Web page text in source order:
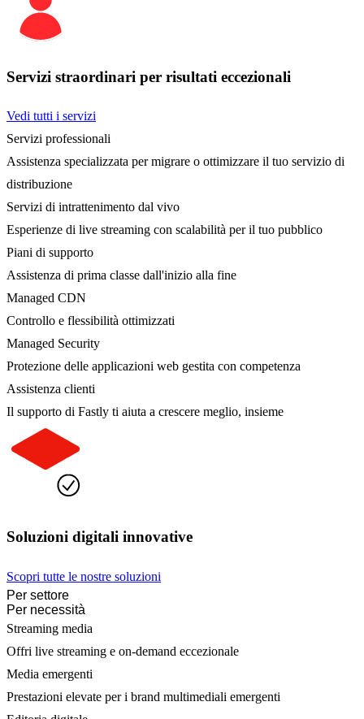
Servizi straordinari per risultati eccezionali
Vedi tutti i servizi
Servizi professionali
Assistenza specializzata per migrare o ottimizzare il tuo servizio di
distribuzione
Servizi di intrattenimento dal vivo
Esperienze di live streaming con scalabilità per il tuo pubblico
Piani di supporto
Assistenza di prima classe dall'inizio alla fine
Managed CDN
Controllo e flessibilità ottimizzati
Managed Security
Protezione delle applicazioni web gestita con competenza
Assistenza clienti
Il supporto di Fastly ti aiuta a crescere meglio, insieme
Soluzioni digitali innovative
Scopri tutte le nostre soluzioni
Per settore
Per necessità
Streaming media
Offri live streaming e on-demand eccezionale
Media emergenti
Prestazioni elevate per i brand multimediali emergenti